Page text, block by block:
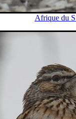
Afrique du